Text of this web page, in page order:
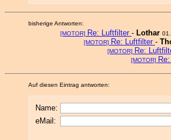
bisherige Antworten:
[MOTOR] Re: Luftfilter - Lothar
[MOTOR] Re: Luftfilter -
[MOTOR] Re:
[MOTOR]
Auf diesen Eintrag antworten:
Name:
eMail: